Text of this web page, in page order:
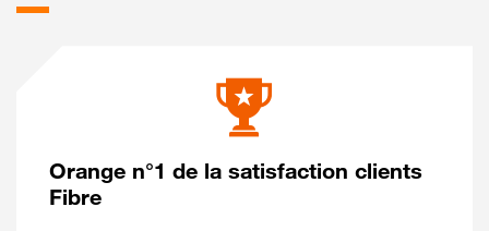
Orange n°1 de la satisfaction clients
Fibre